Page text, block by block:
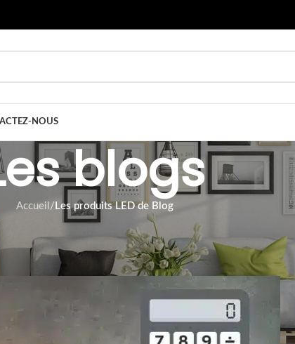
NOUS
blogs
Accueil / Les produits LED de Blog
DE BLOG
avec les LED